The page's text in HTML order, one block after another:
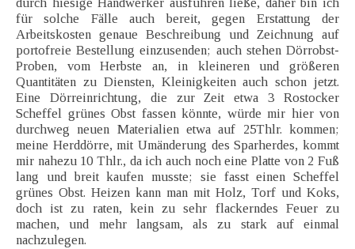
durch hiesige Handwerker ausführen ließe, daher bin ich
für solche Fälle auch bereit, gegen Erstattung der
Arbeitskosten genaue Beschreibung und Zeichnung auf
portofreie Bestellung einzusenden; auch stehen Dörrobst-
Proben, vom Herbste an, in kleineren und größeren
Quantitäten zu Diensten, Kleinigkeiten auch schon jetzt.
Eine Dörreinrichtung, die zur Zeit etwa 3 Rostocker
Scheffel grünes Obst fassen könnte, würde mir hier von
durchweg neuen Materialien etwa auf 25Thlr. kommen;
meine Herddörre, mit Umänderung des Sparherdes, kommt
mir nahezu 10 Thlr., da ich auch noch eine Platte von 2 Fuß
lang und breit kaufen musste; sie fasst einen Scheffel
grünes Obst. Heizen kann man mit Holz, Torf und Koks,
doch ist zu raten, kein zu sehr flackerndes Feuer zu
machen, und mehr langsam, als zu stark auf einmal
nachzulegen.